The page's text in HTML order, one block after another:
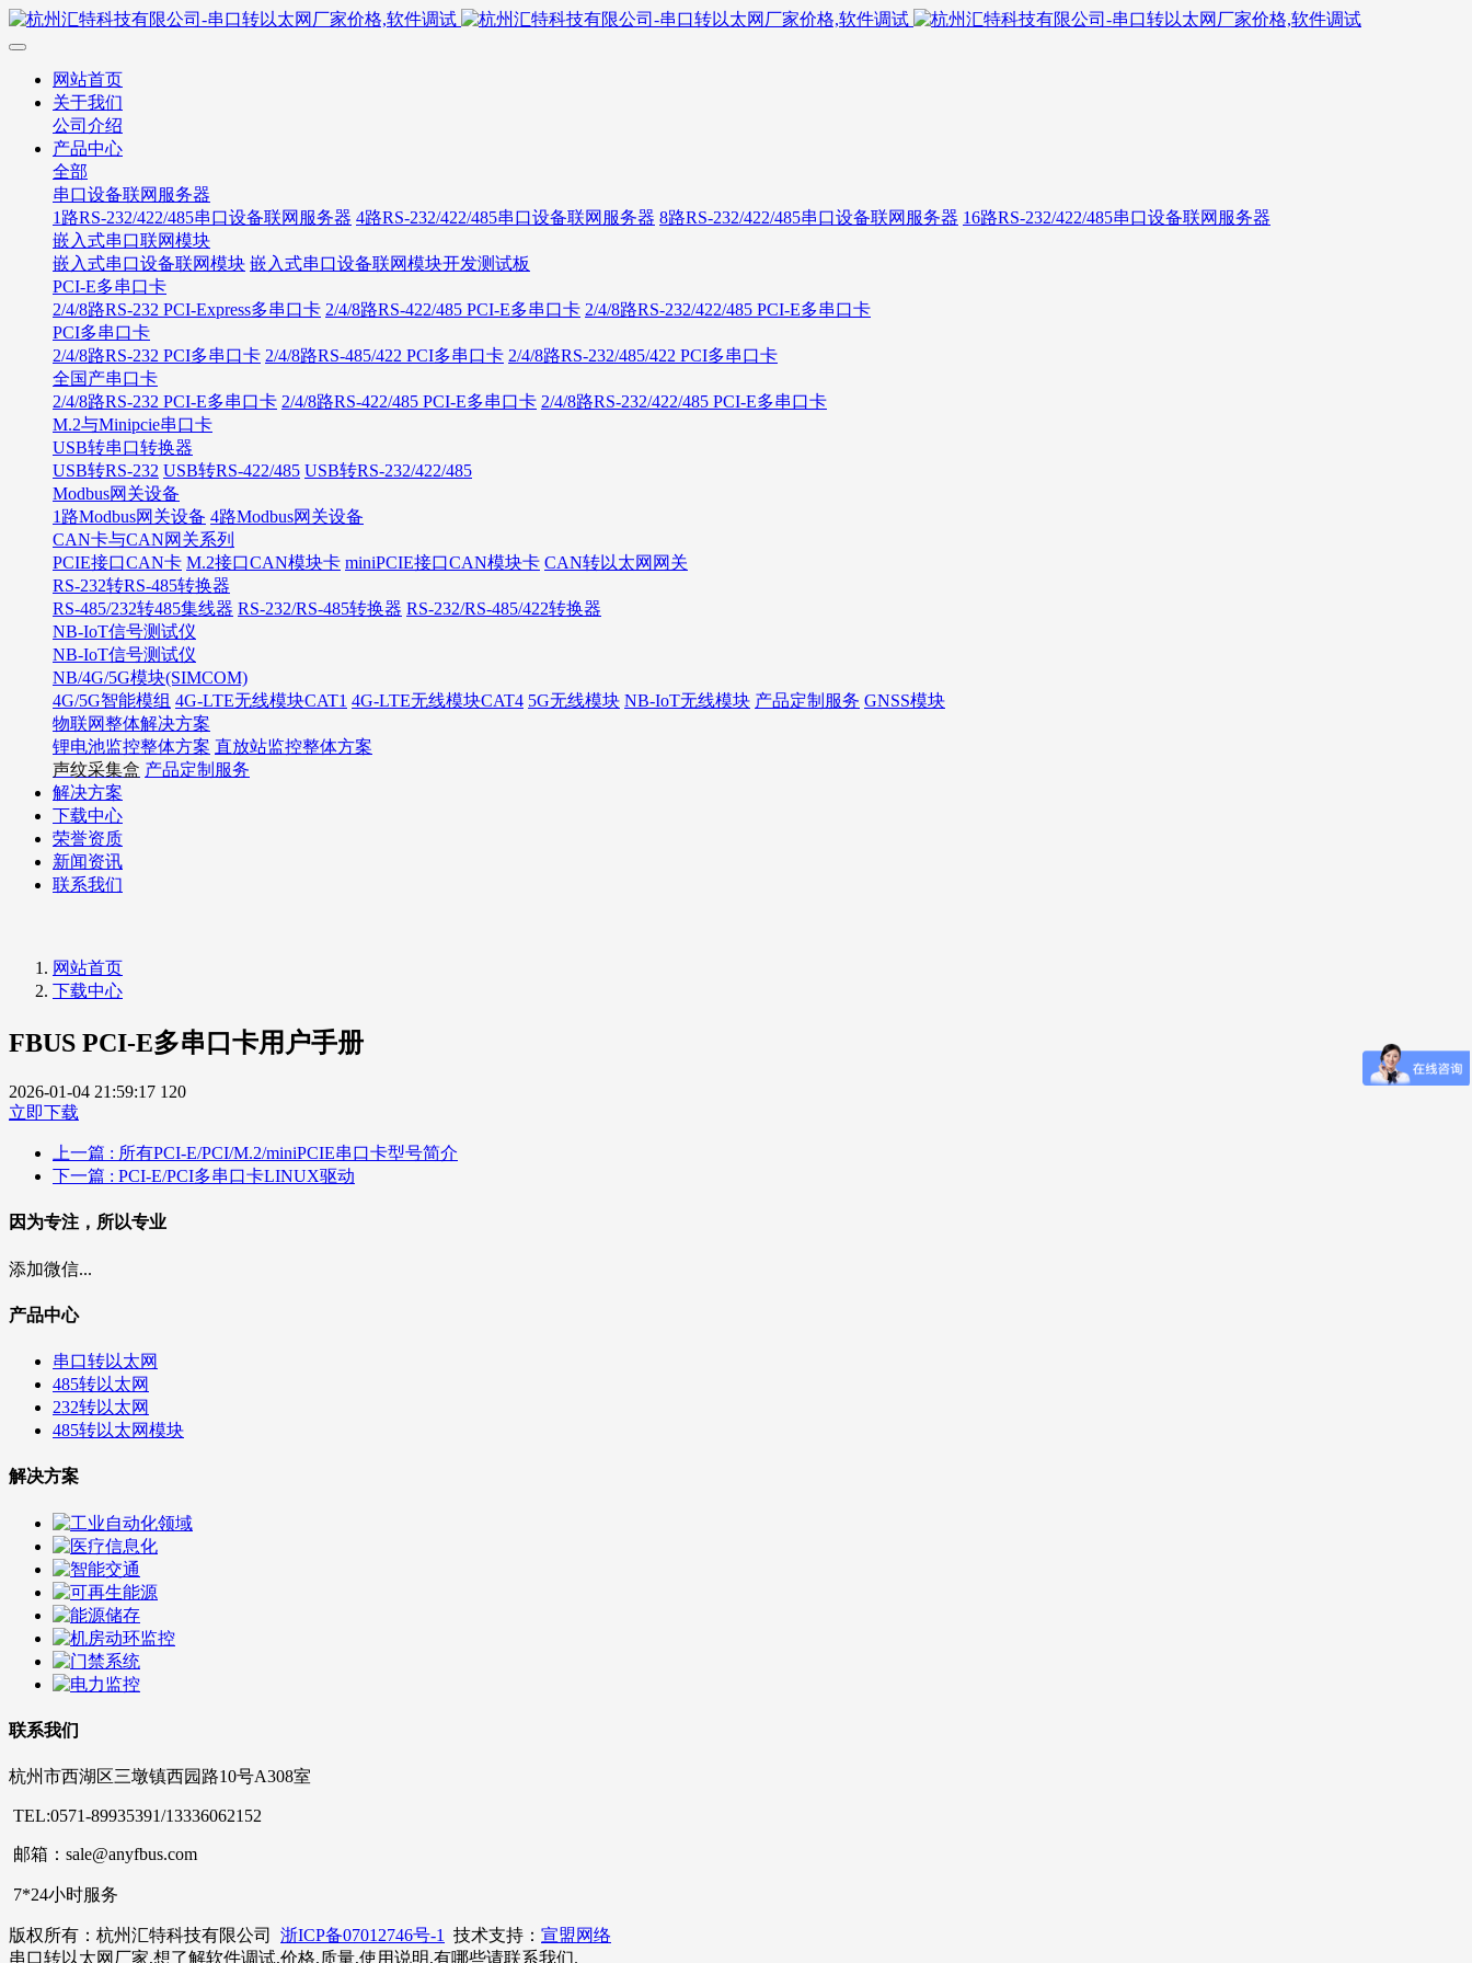
网站首页
关于我们
公司介绍
产品中心
全部
串口设备联网服务器
1路RS-232/422/485串口设备联网服务器 4路RS-232/422/485串口设备联网服务器 8路RS-232/422/485串口设备联网服务器 16路RS-232/422/485串口设备联网服务器
嵌入式串口联网模块
嵌入式串口设备联网模块 嵌入式串口设备联网模块开发测试板
PCI-E多串口卡
2/4/8路RS-232 PCI-Express多串口卡 2/4/8路RS-422/485 PCI-E多串口卡 2/4/8路RS-232/422/485 PCI-E多串口卡
PCI多串口卡
2/4/8路RS-232 PCI多串口卡 2/4/8路RS-485/422 PCI多串口卡 2/4/8路RS-232/485/422 PCI多串口卡
全国产串口卡
2/4/8路RS-232 PCI-E多串口卡 2/4/8路RS-422/485 PCI-E多串口卡 2/4/8路RS-232/422/485 PCI-E多串口卡
M.2与Minipcie串口卡
USB转串口转换器
USB转RS-232 USB转RS-422/485 USB转RS-232/422/485
Modbus网关设备
1路Modbus网关设备 4路Modbus网关设备
CAN卡与CAN网关系列
PCIE接口CAN卡 M.2接口CAN模块卡 miniPCIE接口CAN模块卡 CAN转以太网网关
RS-232转RS-485转换器
RS-485/232转485集线器 RS-232/RS-485转换器 RS-232/RS-485/422转换器
NB-IoT信号测试仪
NB-IoT信号测试仪
NB/4G/5G模块(SIMCOM)
4G/5G智能模组 4G-LTE无线模块CAT1 4G-LTE无线模块CAT4 5G无线模块 NB-IoT无线模块 产品定制服务 GNSS模块
物联网整体解决方案
锂电池监控整体方案 直放站监控整体方案
声纹采集盒 产品定制服务
解决方案
下载中心
荣誉资质
新闻资讯
联系我们
网站首页
下载中心
FBUS PCI-E多串口卡用户手册
2026-01-04 21:59:17 120
立即下载
上一篇 : 所有PCI-E/PCI/M.2/miniPCIE串口卡型号简介
下一篇 : PCI-E/PCI多串口卡LINUX驱动
因为专注，所以专业
添加微信...
产品中心
串口转以太网
485转以太网
232转以太网
485转以太网模块
解决方案
联系我们
杭州市西湖区三墩镇西园路10号A308室
TEL:0571-89935391/13336062152
邮箱：sale@anyfbus.com
7*24小时服务
版权所有：杭州汇特科技有限公司 浙ICP备07012746号-1 技术支持： 宣盟网络
串口转以太网厂家,想了解软件调试,价格,质量,使用说明,有哪些请联系我们.